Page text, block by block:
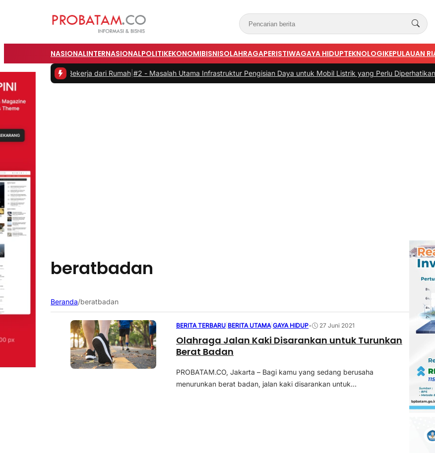
NASIONALINTERNASIONALPOLITIKEKONOMIBISNISOLAHRAGAPERISTIWAGAYA HIDUPTEKNOLOGIKEPULAUAN
saat Bekerja dari Rumah|#2 -Masalah Utama Infrastruktur Pengisian Daya untuk Mobil Listrik yang Perlu Diperhatikan|#3 -
beratbadan
Beranda/beratbadan
BERITA TERBARU BERITA UTAMA |GAYA HIDUP• 27 Juni 2021
Olahraga Jalan Kaki Disarankan untuk Turunkan
Berat Badan
PROBATAM.CO, Jakarta – Bagi kamu yang sedang berusaha
menurunkan berat badan, jalan kaki disarankan untuk...